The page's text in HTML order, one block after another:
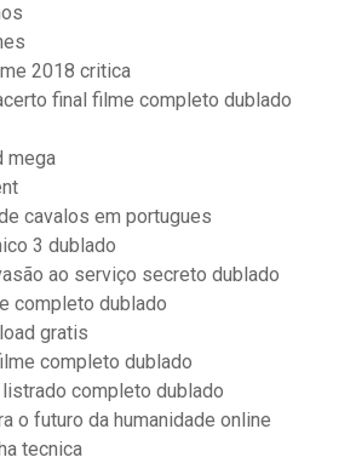
2018 critica
final filme completo dublado
mega
cavalos em portugues
3 dublado
ao serviço secreto dublado
completo dublado
gratis
completo dublado
completo dublado
o futuro da humanidade online
tecnica